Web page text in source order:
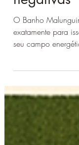
contra
negativas
O Banho
seu campo
força e na
guardião dos
nas forças da